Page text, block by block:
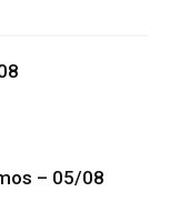
– 05/08